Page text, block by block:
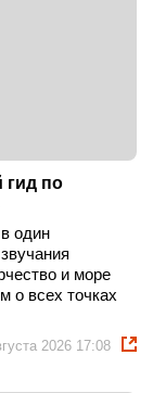
по
один
и море
о всех точках
2026 17:08